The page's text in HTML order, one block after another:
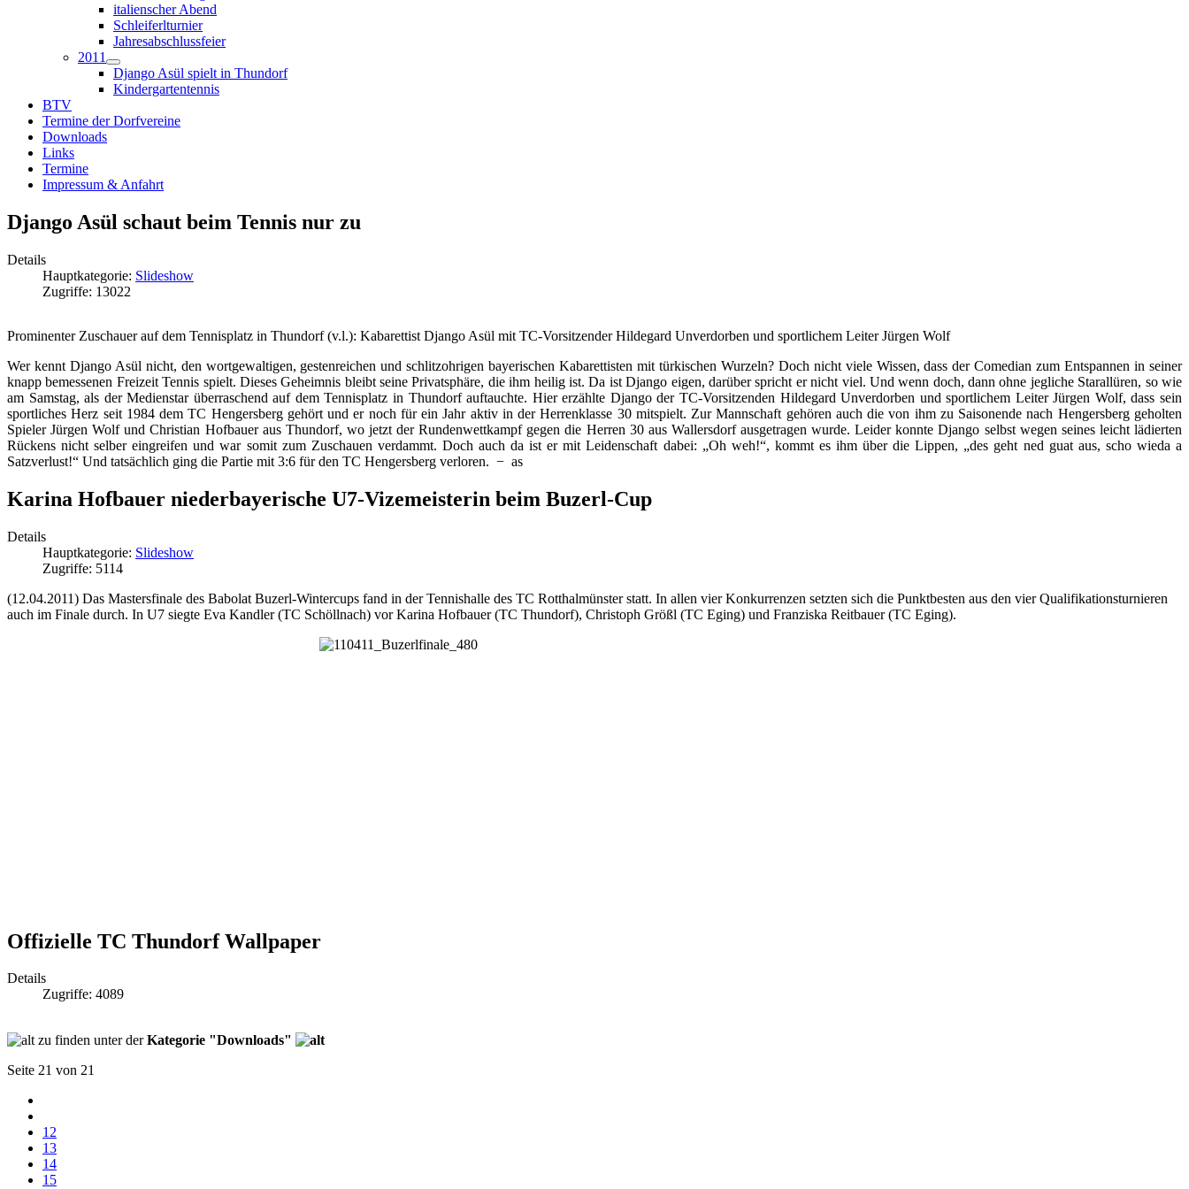
italienscher Abend
Schleiferlturnier
Jahresabschlussfeier
2011
Django Asül spielt in Thundorf
Kindergartentennis
BTV
Termine der Dorfvereine
Downloads
Links
Termine
Impressum & Anfahrt
Django Asül schaut beim Tennis nur zu
Details
Hauptkategorie: Slideshow
Zugriffe: 13022
Prominenter Zuschauer auf dem Tennisplatz in Thundorf (v.l.): Kabarettist Django Asül mit TC-Vorsitzender Hildegard Unverdorben und sportlichem Leiter Jürgen Wolf
Wer kennt Django Asül nicht, den wortgewaltigen, gestenreichen und schlitzohrigen bayerischen Kabarettisten mit türkischen Wurzeln? Doch nicht viele Wissen, dass der Comedian zum Entspannen in seiner
knapp bemessenen Freizeit Tennis spielt. Dieses Geheimnis bleibt seine Privatsphäre, die ihm heilig ist. Da ist Django eigen, darüber spricht er nicht viel. Und wenn doch, dann ohne jegliche Starallüren, so wie
am Samstag, als der Medienstar überraschend auf dem Tennisplatz in Thundorf auftauchte. Hier erzählte Django der TC-Vorsitzenden Hildegard Unverdorben und sportlichem Leiter Jürgen Wolf, dass sein
sportliches Herz seit 1984 dem TC Hengersberg gehört und er noch für ein Jahr aktiv in der Herrenklasse 30 mitspielt. Zur Mannschaft gehören auch die von ihm zu Saisonende nach Hengersberg geholten
Spieler Jürgen Wolf und Christian Hofbauer aus Thundorf, wo jetzt der Rundenwettkampf gegen die Herren 30 aus Wallersdorf ausgetragen wurde. Leider konnte Django selbst wegen seines leicht lädierten
Rückens nicht selber eingreifen und war somit zum Zuschauen verdammt. Doch auch da ist er mit Leidenschaft dabei: „Oh weh!“, kommt es ihm über die Lippen, „des geht ned guat aus, scho wieda a
Satzverlust!“ Und tatsächlich ging die Partie mit 3:6 für den TC Hengersberg verloren. − as
Karina Hofbauer niederbayerische U7-Vizemeisterin beim Buzerl-Cup
Details
Hauptkategorie: Slideshow
Zugriffe: 5114
(12.04.2011) Das Mastersfinale des Babolat Buzerl-Wintercups fand in der Tennishalle des TC Rotthalmünster statt. In allen vier Konkurrenzen setzten sich die Punktbesten aus den vier Qualifikationsturnieren
auch im Finale durch. In U7 siegte Eva Kandler (TC Schöllnach) vor Karina Hofbauer (TC Thundorf), Christoph Größl (TC Eging) und Franziska Reitbauer (TC Eging).
Offizielle TC Thundorf Wallpaper
Details
Zugriffe: 4089
zu finden unter derKategorie "Downloads"
Seite 21 von 21
12
13
14
15